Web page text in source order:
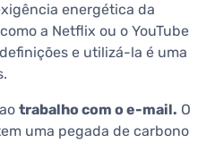
energética da
a Netflix ou o YouTube
e utilizá-la é uma
trabalho com o e-mail. O
uma pegada de carbono